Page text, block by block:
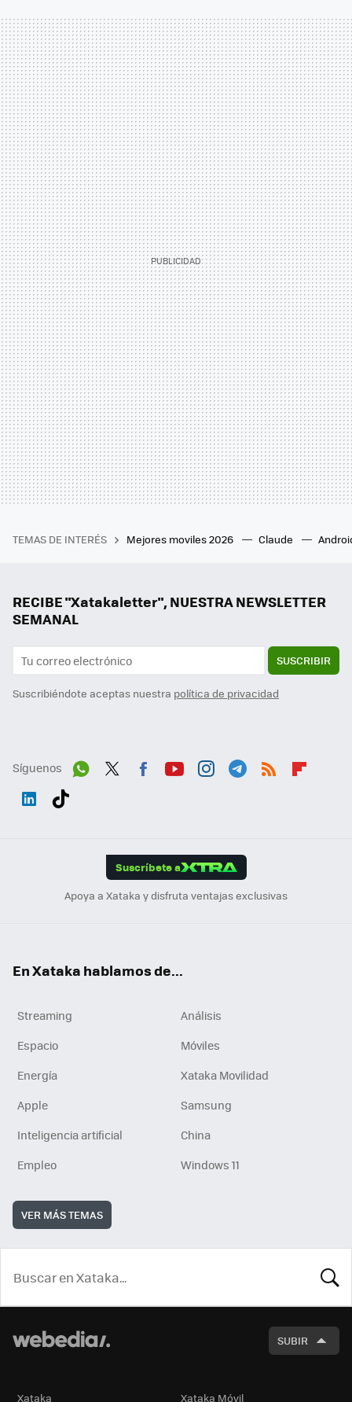
TEMAS DE INTERÉS Mejores moviles 2026 Claude
RECIBE "Xatakaletter", NUESTRA NEWSLETTER
SEMANAL
SUSCRIBIR
Suscribiéndote aceptas nuestra política de privacidad
Síguenos
Suscríbete a
Apoya a Xataka y disfruta ventajas exclusivas
En Xataka hablamos de...
Streaming
Análisis
Espacio
Móviles
Energía
Xataka Movilidad
Apple
Samsung
Inteligencia artificial
China
Empleo
Windows 11
VER MÁS TEMAS
SUBIR
Xataka Xataka Móvil